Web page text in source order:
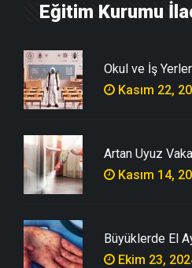
Eğitim Kurumu
Okul ve İş
Kasım 22,
Artan Uyuz
Kasım 14,
Büyüklerde El
Ekim 23,